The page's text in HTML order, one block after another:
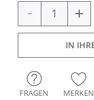
- +
IN
FRAGEN MERKEN